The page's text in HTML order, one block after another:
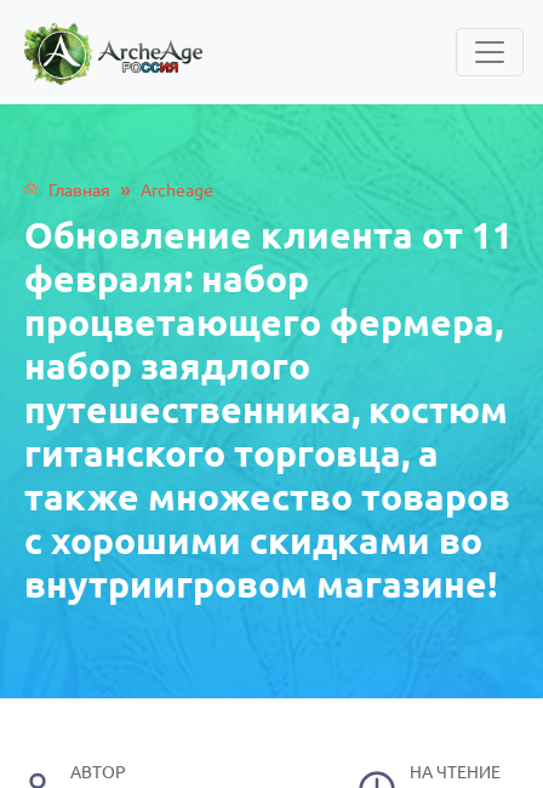
Главная » Archeage
Обновление клиента от 11
февраля: набор
процветающего фермера,
набор заядлого
путешественника, костюм
гитанского торговца, а
также множество товаров
с хорошими скидками во
внутриигровом магазине!
АВТОР
НА ЧТЕНИЕ